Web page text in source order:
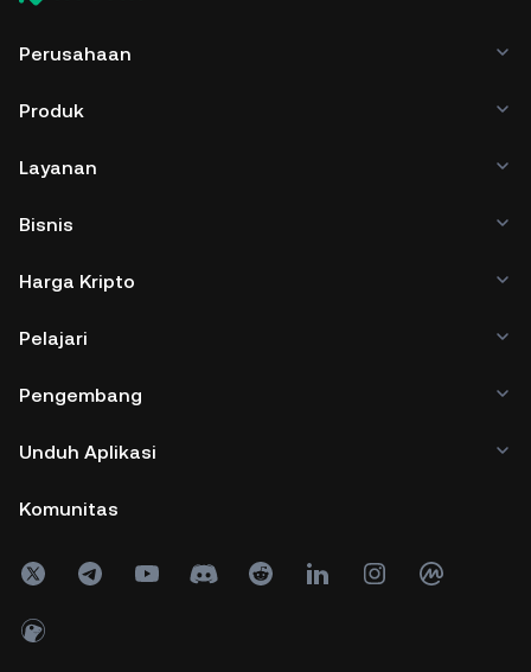
Perusahaan
Produk
Layanan
Bisnis
Harga Kripto
Pelajari
Pengembang
Unduh Aplikasi
Komunitas